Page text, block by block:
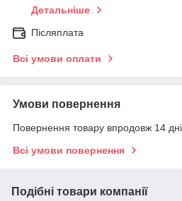
Детальніше
Післяплата
Всі умови оплати
Умови повернення
Повернення товару впродовж 14
Всі умови повернення
Подібні товари компанії